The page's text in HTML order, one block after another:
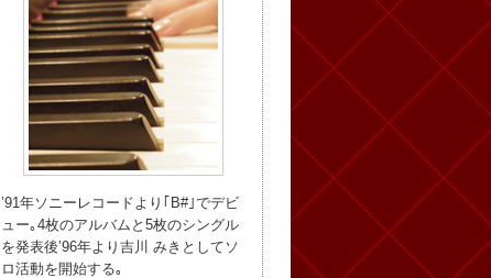
’91年ソニーレコードより｢B#｣でデビ
ュー｡4枚のアルバムと5枚のシングル
を発表後’96年より吉川 みきとしてソ
ロ活動を開始する｡